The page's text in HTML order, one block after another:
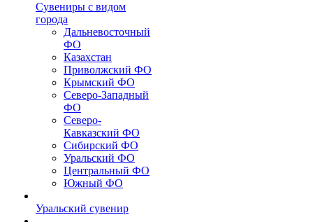
Сувениры с видом
города
Дальневосточный
ФО
Казахстан
Приволжский ФО
Крымский ФО
Северо-Западный
ФО
Северо-
Кавказский ФО
Сибирский ФО
Уральский ФО
Центральный ФО
Южный ФО
Уральский сувенир